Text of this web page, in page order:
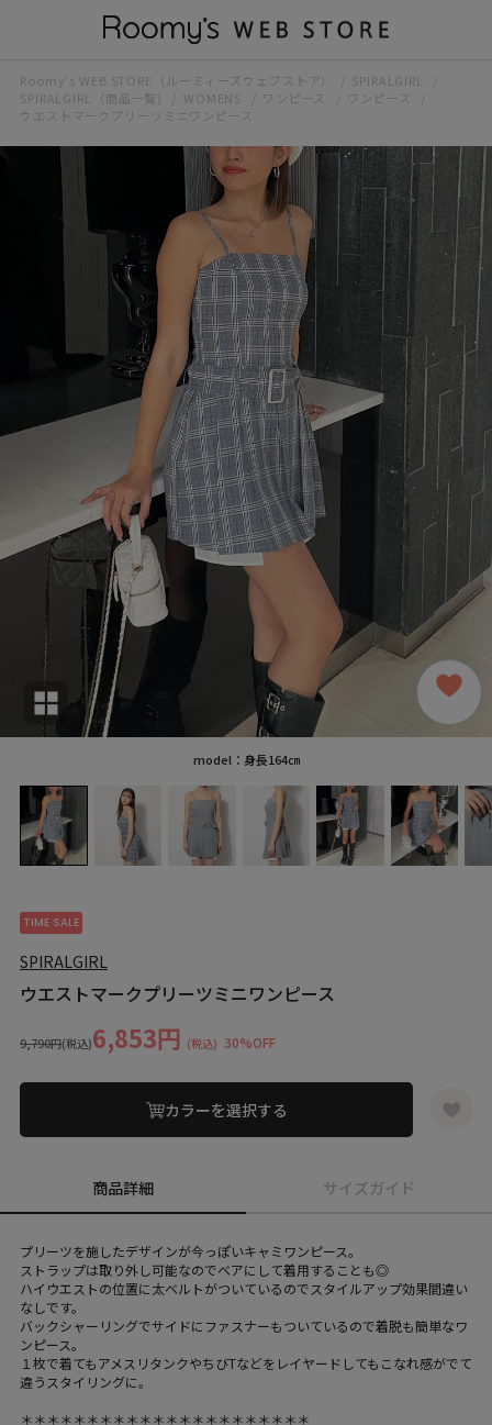
Roomy’s WEB STORE（ルーミィーズウェブストア）
SPIRALGIRL
SPIRALGIRL（商品一覧)
WOMENS ワンピース
ワンピース
ウエストマークプリーツミニワンピース
model：身長164㎝
TIME SALE
SPIRALGIRL
ウエストマークプリーツミニワンピース
9,790円(税込)6,853円 (税込) 30%OFF
カラーを選択する
商品詳細 サイズガイド
プリーツを施したデザインが今っぽいキャミワンピース。
ストラップは取り外し可能なのでベアにして着用することも◎
ハイウエストの位置に太ベルトがついているのでスタイルアップ効果間違い
なしです。
バックシャーリングでサイドにファスナーもついているので着脱も簡単なワ
ンピース。
１枚で着てもアメスリタンクやちびTなどをレイヤードしてもこなれ感がでて
違うスタイリングに。
＊＊＊＊＊＊＊＊＊＊＊＊＊＊＊＊＊＊＊＊＊＊